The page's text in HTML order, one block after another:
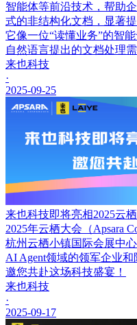
智能体等前沿技术，帮助
式的非结构化文档，显著
它像一位“读懂业务”的智
自然语言提出的文档处理需
来也科技
·
2025-09-25
来也科技即将亮相2025云
2025年云栖大会（Apsara
杭州云栖小镇国际会展中
AI Agent领域的领军企业
邀您共赴这场科技盛宴！
来也科技
·
2025-09-17